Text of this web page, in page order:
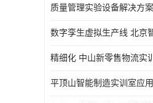
平顶山智能制造实训室应用